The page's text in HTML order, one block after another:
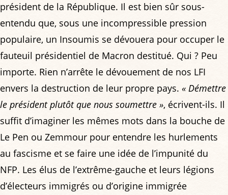
président de la République. Il est bien sûr sous-
entendu que, sous une incompressible pression
populaire, un Insoumis se dévouera pour occuper le
fauteuil présidentiel de Macron destitué. Qui ? Peu
importe. Rien n’arrête le dévouement de nos LFI
envers la destruction de leur propre pays. « Démettre
le président plutôt que nous soumettre », écrivent-ils. Il
suffit d’imaginer les mêmes mots dans la bouche de
Le Pen ou Zemmour pour entendre les hurlements
au fascisme et se faire une idée de l’impunité du
NFP. Les élus de l’extrême-gauche et leurs légions
d’électeurs immigrés ou d’origine immigrée